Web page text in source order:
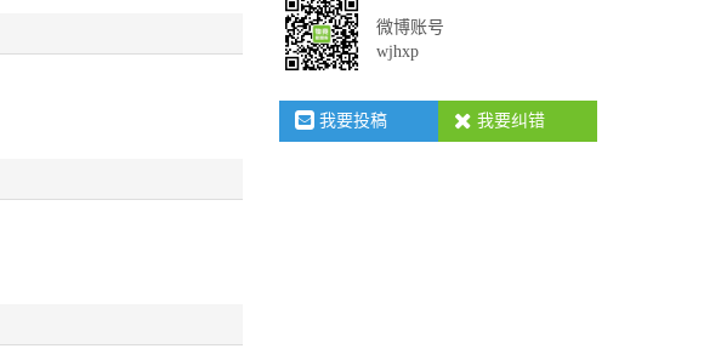
微博账号
wjhxp
我要投稿 我要纠错